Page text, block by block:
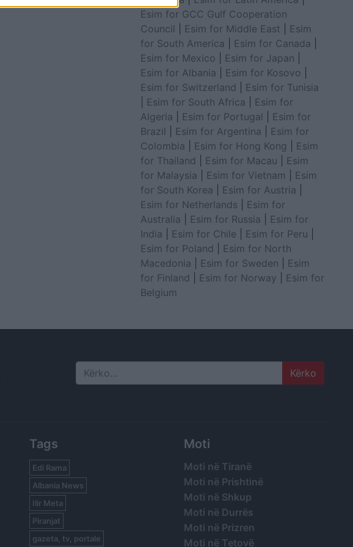
Esim for GCC Gulf Cooperation
Council
Esim for Middle East
Esim
for South America
Esim for Canada
Esim for Mexico
Esim for Japan
Esim for Albania
Esim for Kosovo
Esim for Switzerland
Esim for Tunisia
Esim for South Africa
Esim for
Algeria
Esim for Portugal
Esim for
Brazil
Esim for Argentina
Esim for
Colombia
Esim for Hong Kong
Esim
for Thailand
Esim for Macau
Esim
for Malaysia
Esim for Vietnam
Esim
for South Korea
Esim for Austria
Esim for Netherlands
Esim for
Australia
Esim for Russia
Esim for
India
Esim for Chile Esim for Peru
Esim for Poland
Esim for North
Macedonia
Esim for Sweden
Esim
for Finland
Esim for Norway
Esim for
Belgium
Search
Tags
Edi Rama
Albania News
Ilir Meta
Piranjat
gazeta, tv, portale
Moti
Moti në Tiranë
Moti në Prishtinë
Moti në Shkup
Moti në Durrës
Moti në Prizren
Moti në Tetovë